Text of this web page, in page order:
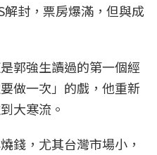
解封，票房爆滿，但與成
郭強生讀過的第一個經
做一次」的戲，他重新
大寒流。
錢，尤其台灣市場小，